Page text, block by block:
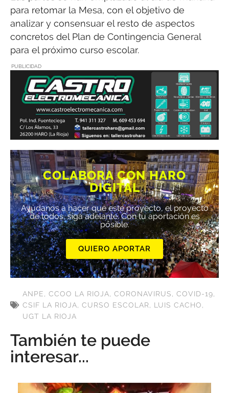
para retomar la Mesa, con el objetivo de
analizar y consensuar el resto de aspectos
concretos del Plan de Contingencia General
para el próximo curso escolar.
PUBLICIDAD
COLABORA CON HARO
DIGITAL
Ayúdanos a hacer que este proyecto, el proyecto
de todos, siga adelante. Con tu aportación es
posible.
QUIERO APORTAR
ANPE, CCOO LA RIOJA, CORONAVIRUS, COVID-19,
CSIF LA RIOJA, CURSO ESCOLAR, LUIS CACHO,
UGT LA RIOJA
También te puede
interesar...